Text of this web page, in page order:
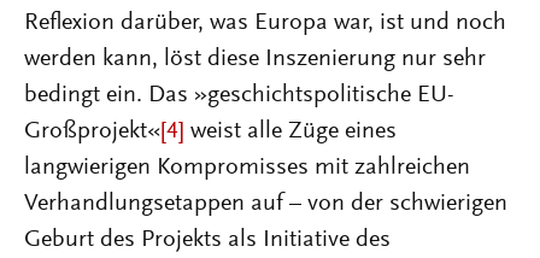
Reflexion darüber, was Europa war, ist und noch
werden kann, löst diese Inszenierung nur sehr
bedingt ein. Das »geschichtspolitische EU-
Großprojekt« [4] weist alle Züge eines
langwierigen Kompromisses mit zahlreichen
Verhandlungsetappen auf – von der schwierigen
Geburt des Projekts als Initiative des